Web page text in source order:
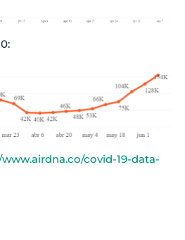
covid-19-data-